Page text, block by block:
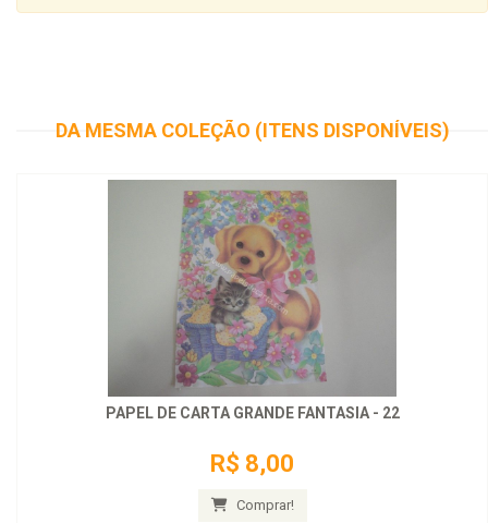
DA MESMA COLEÇÃO (ITENS DISPONÍVEIS)
PAPEL DE CARTA GRANDE FANTASIA - 22
R$ 8,00
Comprar!